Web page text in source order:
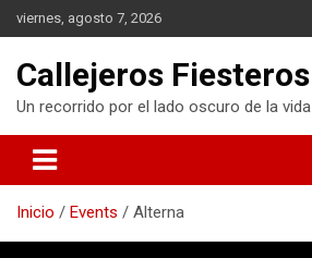
a
n
viernes, agosto 7, 2026
Callejeros Fiesteros
Un recorrido por el lado oscuro de la vida
Inicio Events Alterna